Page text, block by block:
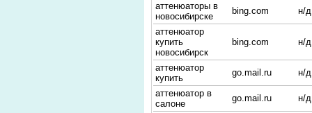
аттенюаторы в
новосибирске
bing.com
н/д
аттенюатор
купить
новосибирск
bing.com н/д
аттенюатор
купить
go.mail.ru
н/д
аттенюатор в
салоне
go.mail.ru
н/д